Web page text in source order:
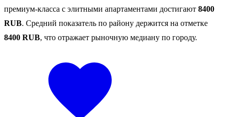
премиум-класса с элитными апартаментами достигают 8400
RUB. Средний показатель по району держится на отметке
8400 RUB, что отражает рыночную медиану по городу.